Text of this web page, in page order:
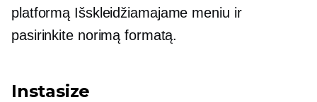
platformą Išskleidžiamajame meniu ir
pasirinkite norimą formatą.
Instasize